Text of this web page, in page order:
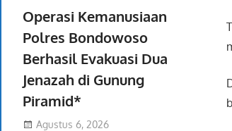
Operasi Kemanusiaan
Polres Bondowoso
Berhasil Evakuasi Dua
Jenazah di Gunung
Piramid*
Agustus 6, 2026